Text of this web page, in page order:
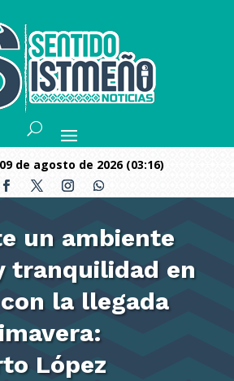
de agosto de 2026 (03:16)
un ambiente
tranquilidad en
la llegada
López